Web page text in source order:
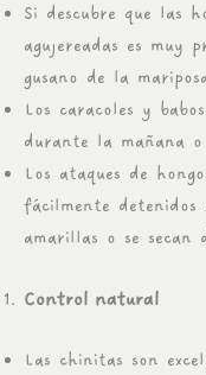
Si descubre que las
agujereadas es muy
gusano de la
Los caracoles y
durante la mañana
Los ataques de
fácilmente detenidos
amarillas o se
Control natural
Las chinitas son